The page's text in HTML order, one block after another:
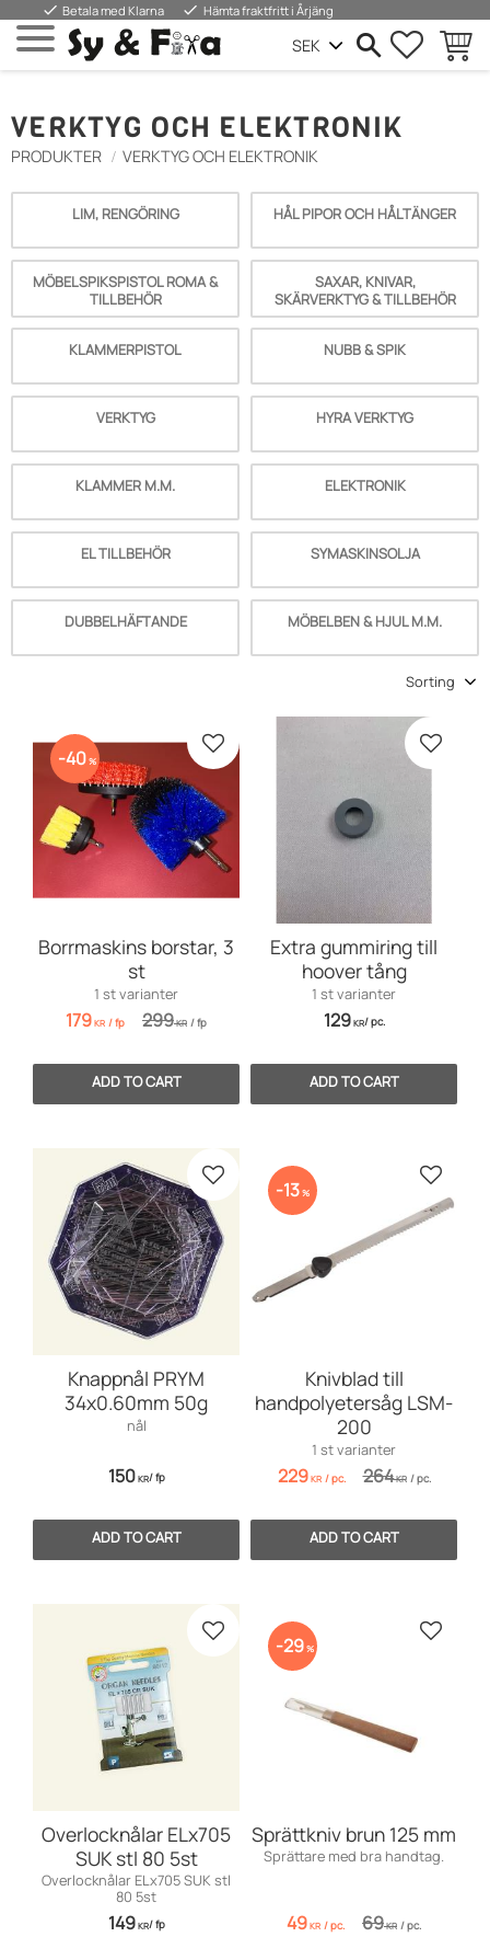
Menu
done Betala med Klarna done Hämta fraktfritt i Årjäng
VERKTYG OCH ELEKTRONIK
PRODUKTER VERKTYG OCH ELEKTRONIK
LIM, RENGÖRING HÅL PIPOR OCH HÅLTÄNGER
MÖBELSPIKSPISTOL ROMA &
TILLBEHÖR
SAXAR, KNIVAR,
SKÄRVERKTYG & TILLBEHÖR
KLAMMERPISTOL NUBB & SPIK
VERKTYG HYRA VERKTYG
KLAMMER M.M. ELEKTRONIK
EL TILLBEHÖR SYMASKINSOLJA
DUBBELHÄFTANDE MÖBELBEN & HJUL M.M.
Select sorting method
Borrmaskins borstar, 3
st
1 st varianter
179KR /fp 299KR /fp
40% Add to favorites
Extra gummiring till
hoover tång
1 st varianter
129KR/pc.
Add to
Knappnål PRYM
34x0.60mm 50g
nål
150KR/fp
Add to favorites
Knivblad till
handpolyetersåg LSM-
200
1 st varianter
229KR /pc. 264KR /pc.
13% Add to
Overlocknålar ELx705
SUK stl 80 5st
Overlocknålar ELx705 SUK stl
80 5st
149KR/fp
Add to favorites
Sprättkniv brun 125 mm
Sprättare med bra handtag.
49KR /pc. 69KR /pc.
29% Add to